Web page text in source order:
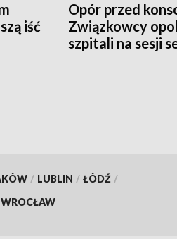
iść
Opór przed
Związkowcy
szpitali na sesji
/ LUBLIN / ŁÓDŹ /
WROCŁAW